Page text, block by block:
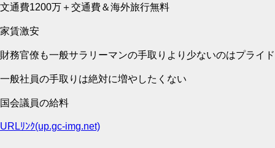
文通費1200万＋交通費＆海外旅行無料
家賃激安
財務官僚も一般サラリーマンの手取りより少ないのはプライ
一般社員の手取りは絶対に増やしたくない
国会議員の給料
URLﾘﾝｸ(up.gc-img.net)